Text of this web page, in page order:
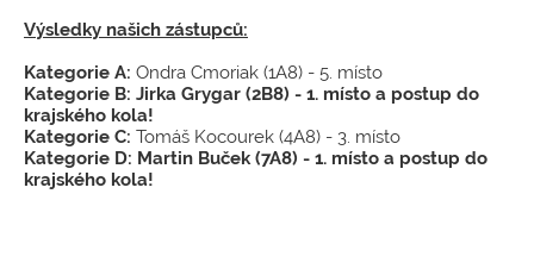
Výsledky našich zástupců:
Kategorie A: Ondra Cmoriak (1A8) - 5. místo
Kategorie B: Jirka Grygar (2B8) - 1. místo a postup do
krajského kola!
Kategorie C: Tomáš Kocourek (4A8) - 3. místo
Kategorie D: Martin Buček (7A8) - 1. místo a postup do
krajského kola!